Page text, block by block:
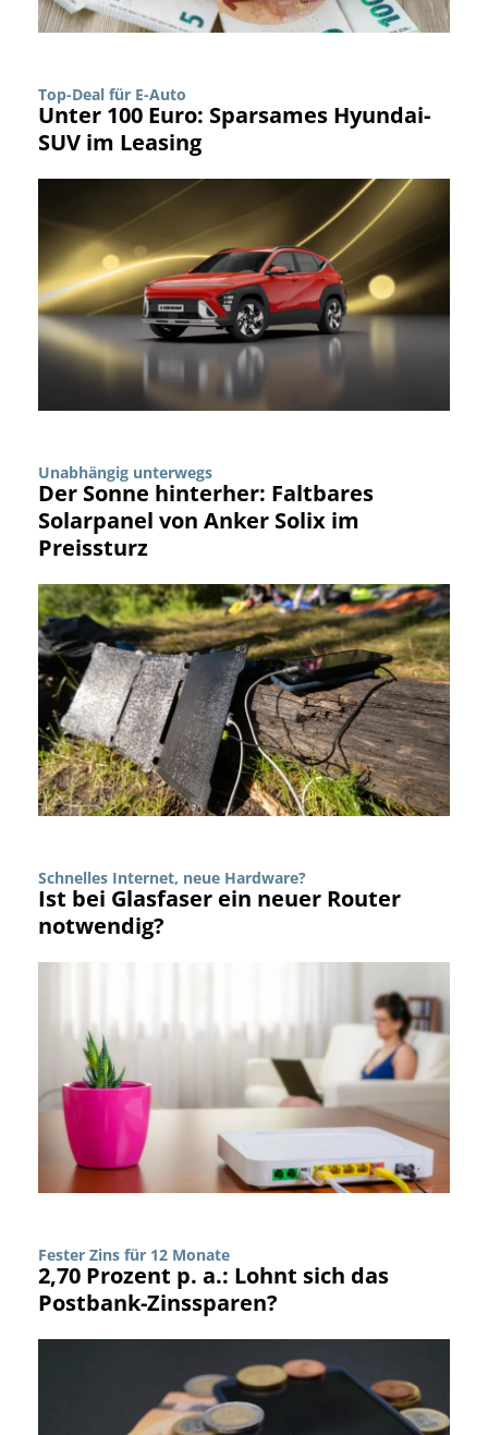
Top-Deal für E-Auto
Unter 100 Euro: Sparsames Hyundai-
SUV im Leasing
Unabhängig unterwegs
Der Sonne hinterher: Faltbares
Solarpanel von Anker Solix im
Preissturz
Schnelles Internet, neue Hardware?
Ist bei Glasfaser ein neuer Router
notwendig?
Fester Zins für 12 Monate
2,70 Prozent p. a.: Lohnt sich das
Postbank-Zinssparen?